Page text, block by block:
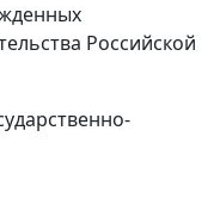
Российской